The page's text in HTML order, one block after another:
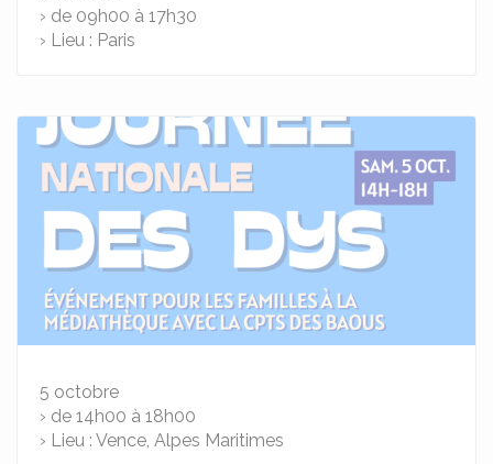
› de 09h00 à 17h30
› Lieu : Paris
5 octobre
› de 14h00 à 18h00
› Lieu : Vence, Alpes Maritimes